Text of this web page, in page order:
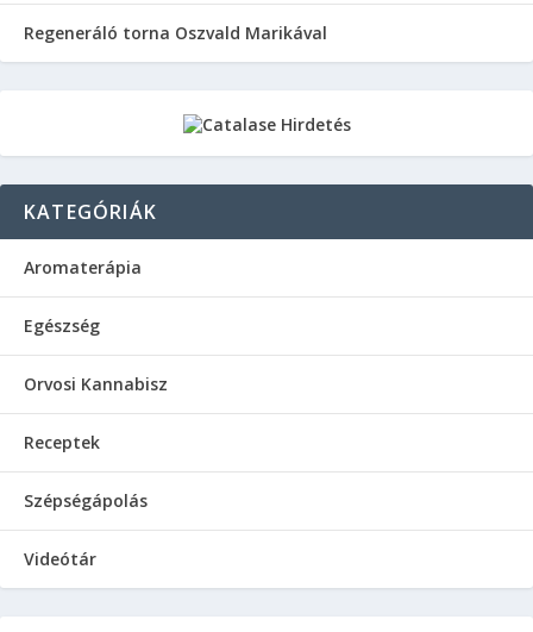
Regeneráló torna Oszvald Marikával
KATEGÓRIÁK
Aromaterápia
Egészség
Orvosi Kannabisz
Receptek
Szépségápolás
Videótár